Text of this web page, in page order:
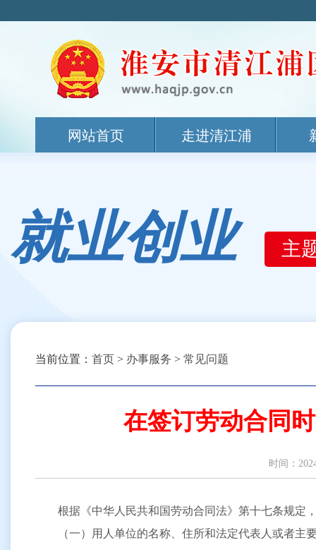
网站首页 走进清江浦
就业创业 主
当前位置： 首页 > 办事服务 > 常见问题
在签订劳动合同
时间：
根据《中华人民共和国劳动合同法》第十七条规定
（一）用人单位的名称、住所和法定代表人或者主